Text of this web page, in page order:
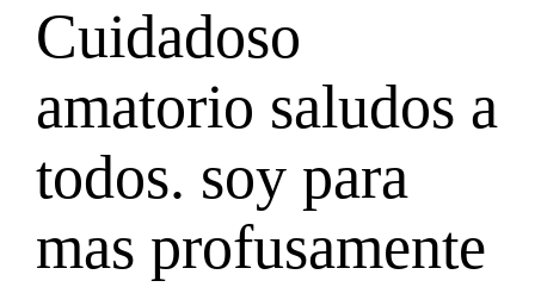
Cuidadoso
amatorio saludos a
todos. soy para
mas profusamente